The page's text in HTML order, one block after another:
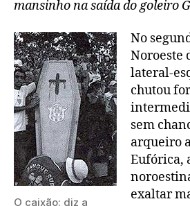
mansinho na saída do goleiro
O caixão: diz a
No
Noroeste
lateral-
chutou
sem
arqueiro
Eufórica,
exaltar